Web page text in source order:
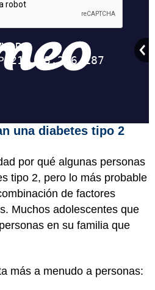
una diabetes tipo 2
por qué algunas personas
tipo 2, pero lo más probable
de factores
Muchos adolescentes que
en su familia que
más a menudo a personas: